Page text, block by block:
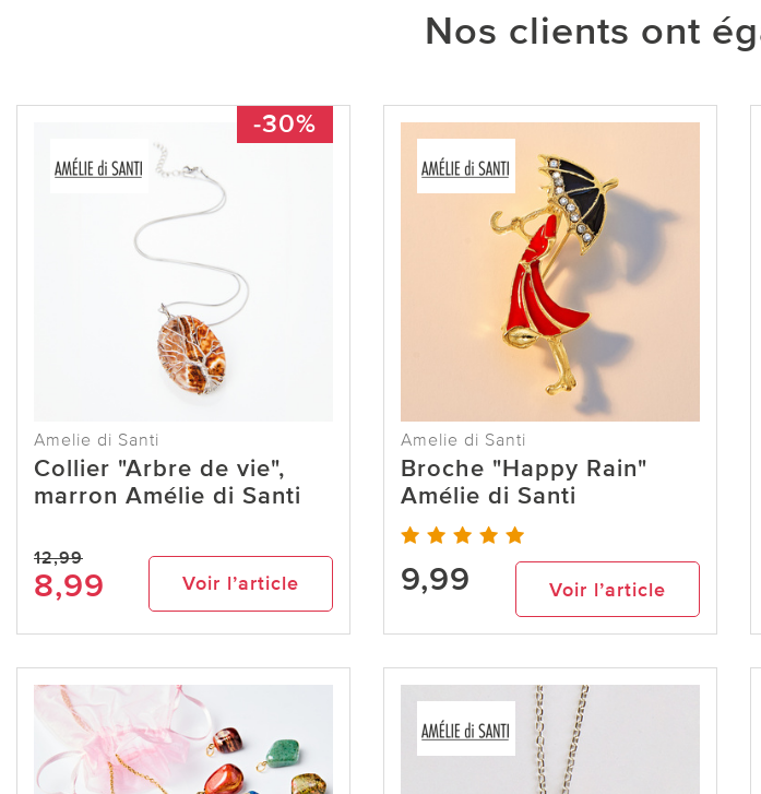
Nos clients ont
-30%
Amelie di Santi
Collier "Arbre de vie",
marron Amélie di Santi
12,99
8,99 Voir l’article
Amelie di Santi
Broche "Happy Rain"
Amélie di Santi
9,99 Voir l’article